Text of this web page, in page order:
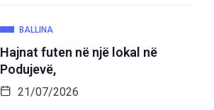
BALLINA
Hajnat futen në një lokal në
Podujevë,
21/07/2026